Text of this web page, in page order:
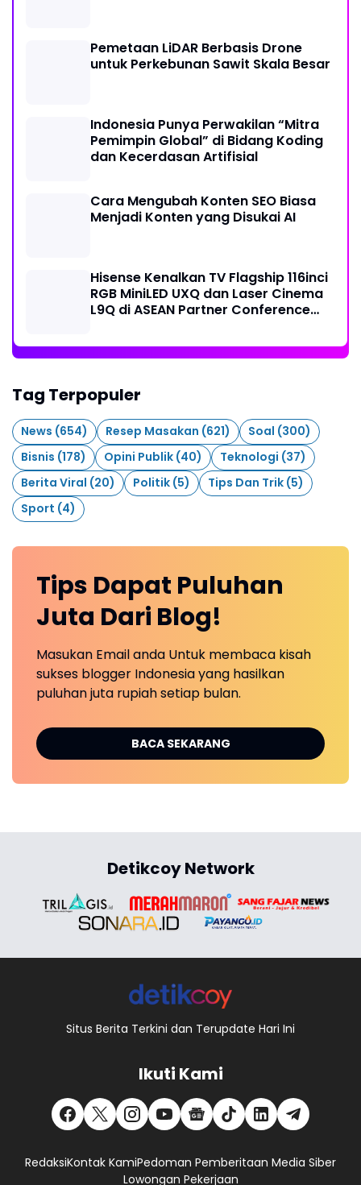
Pemetaan LiDAR Berbasis Drone
untuk Perkebunan Sawit Skala Besar
Indonesia Punya Perwakilan “Mitra
Pemimpin Global” di Bidang Koding
dan Kecerdasan Artifisial
Cara Mengubah Konten SEO Biasa
Menjadi Konten yang Disukai AI
Hisense Kenalkan TV Flagship 116inci
RGB MiniLED UXQ dan Laser Cinema
L9Q di ASEAN Partner Conference
Tag Terpopuler
News (654) Resep Masakan (621) Soal (300)
Bisnis (178) Opini Publik (40) Teknologi (37)
Berita Viral (20) Politik (5) Tips Dan Trik (5)
Sport (4)
Tips Dapat Puluhan
Juta Dari Blog!
Masukan Email anda Untuk membaca kisah
sukses blogger Indonesia yang hasilkan
puluhan juta rupiah setiap bulan.
BACA SEKARANG
Detikcoy Network
Situs Berita Terkini dan Terupdate Hari Ini
Ikuti Kami
RedaksiKontak KamiPedoman Pemberitaan Media Siber
Lowongan Pekerjaan